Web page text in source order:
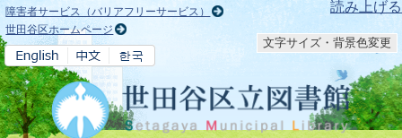
本文へ 読み上げる
障害者サービス（バリアフリーサービス）
世田谷区ホームページ
文字サイズ・背景色変更